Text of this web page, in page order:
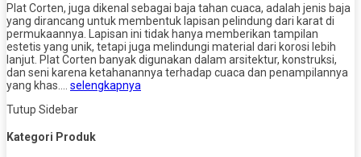
Plat Corten, juga dikenal sebagai baja tahan cuaca, adalah jenis baja
yang dirancang untuk membentuk lapisan pelindung dari karat di
permukaannya. Lapisan ini tidak hanya memberikan tampilan
estetis yang unik, tetapi juga melindungi material dari korosi lebih
lanjut. Plat Corten banyak digunakan dalam arsitektur, konstruksi,
dan seni karena ketahanannya terhadap cuaca dan penampilannya
yang khas…. selengkapnya
Tutup Sidebar
Kategori Produk